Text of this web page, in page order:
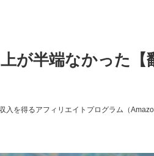
が半端なかった【
を得るアフィリエイトプログラム（